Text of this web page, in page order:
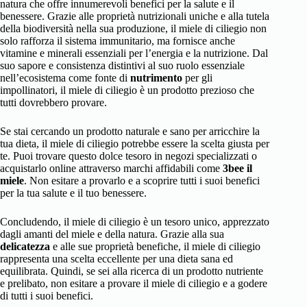
natura che offre innumerevoli benefici per la salute e il
benessere. Grazie alle proprietà nutrizionali uniche e alla tutela
della biodiversità nella sua produzione, il miele di ciliegio non
solo rafforza il sistema immunitario, ma fornisce anche
vitamine e minerali essenziali per l’energia e la nutrizione. Dal
suo sapore e consistenza distintivi al suo ruolo essenziale
nell’ecosistema come fonte di nutrimento per gli
impollinatori, il miele di ciliegio è un prodotto prezioso che
tutti dovrebbero provare.
Se stai cercando un prodotto naturale e sano per arricchire la
tua dieta, il miele di ciliegio potrebbe essere la scelta giusta per
te. Puoi trovare questo dolce tesoro in negozi specializzati o
acquistarlo online attraverso marchi affidabili come 3bee il
miele. Non esitare a provarlo e a scoprire tutti i suoi benefici
per la tua salute e il tuo benessere.
Concludendo, il miele di ciliegio è un tesoro unico, apprezzato
dagli amanti del miele e della natura. Grazie alla sua
delicatezza e alle sue proprietà benefiche, il miele di ciliegio
rappresenta una scelta eccellente per una dieta sana ed
equilibrata. Quindi, se sei alla ricerca di un prodotto nutriente
e prelibato, non esitare a provare il miele di ciliegio e a godere
di tutti i suoi benefici.